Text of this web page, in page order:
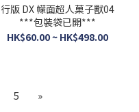
行版 DX 幪面超人菓子獸04
***包裝袋已開***
HK$60.00 ~ HK$498.00
5 »